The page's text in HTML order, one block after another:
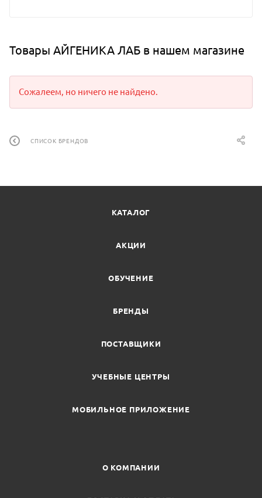
Товары АЙГЕНИКА ЛАБ в нашем магазине
Сожалеем, но ничего не найдено.
СПИСОК БРЕНДОВ
КАТАЛОГ
АКЦИИ
ОБУЧЕНИЕ
БРЕНДЫ
ПОСТАВЩИКИ
УЧЕБНЫЕ ЦЕНТРЫ
МОБИЛЬНОЕ ПРИЛОЖЕНИЕ
О КОМПАНИИ